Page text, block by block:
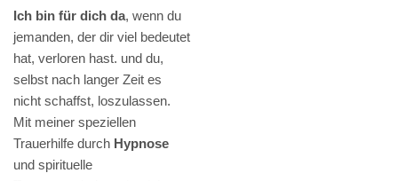
Ich bin für dich da, wenn du
jemanden, der dir viel bedeutet
hat, verloren hast. und du,
selbst nach langer Zeit es
nicht schaffst, loszulassen.
Mit meiner speziellen
Trauerhilfe durch Hypnose
und spirituelle